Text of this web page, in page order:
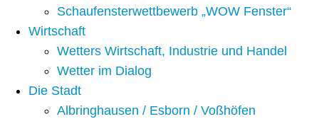
Schaufensterwettbewerb „WOW Fenster“
Wirtschaft
Wetters Wirtschaft, Industrie und Handel
Wetter im Dialog
Die Stadt
Albringhausen / Esborn / Voßhöfen